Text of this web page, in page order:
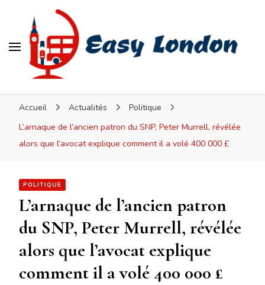
Accueil Actualités
Politique
L’arnaque de l’ancien patron du SNP, Peter Murrell, révélée
alors que l’avocat explique comment il a volé 400 000 £
POLITIQUE
L’arnaque de l’ancien patron
du SNP, Peter Murrell, révélée
alors que l’avocat explique
comment il a volé 400 000 £